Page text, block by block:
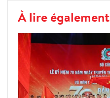
À lire également